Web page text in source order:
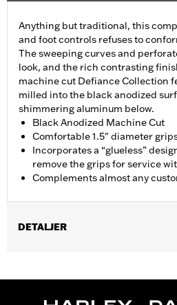
Anything but traditional, this
and foot controls refuses to
The sweeping curves and
look, and the rich contrasting
machine cut Defiance Collection
milled into the black anodized
shimmering aluminum below.
Black Anodized Machine Cut
Comfortable 1.5" diameter
Incorporates a “glueless”
remove the grips for service
Complements almost any
DETALJER
Installation Instructions